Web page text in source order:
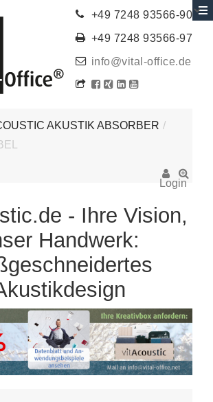
+49 7248 93566-90
+49 7248 93566-97
info@vital-office.de
AKUSTIK ABSORBER /
Login
- Ihre Vision,
Handwerk: